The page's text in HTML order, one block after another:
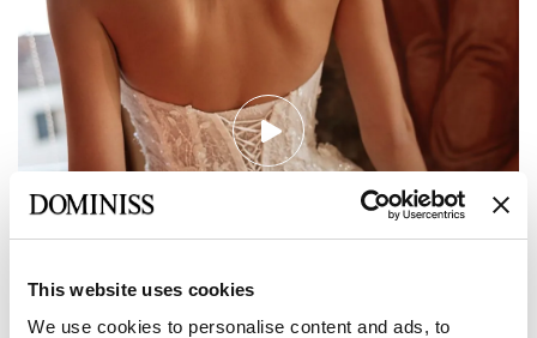
This website uses cookies
We use cookies to personalise content and ads, to